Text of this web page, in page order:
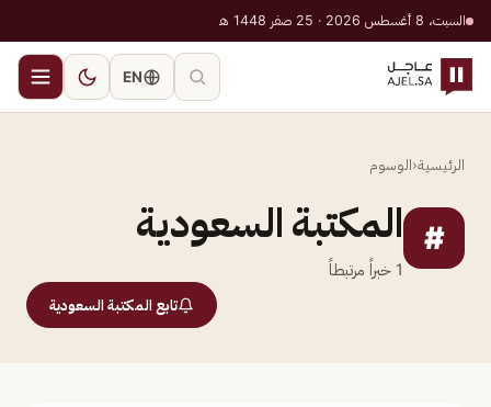
السبت، 8 أغسطس 2026 · 25 صفر 1448 هـ
EN
الرئيسية‹الوسوم
# المكتبة السعودية
1 خبراً مرتبطاً
تابع المكتبة السعودية